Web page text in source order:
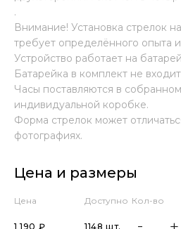
.
Внимание! Установка стрелок
требует определённого опыта
Устройство работает на
Батарейка в комплект не
Часы поставляются в
индивидуальной коробке.
Форма стрелок может
фотографиях.
Цена и размеры
Цена Доступно Кол-во
1 190 ₽ 1148 шт.